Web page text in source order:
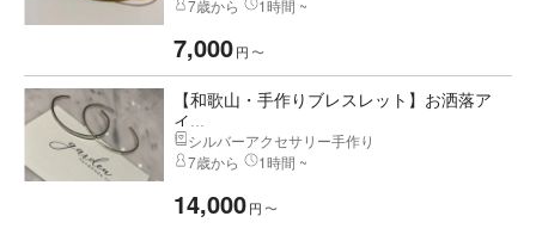
7歳から
1時間 ~
7,000円 〜
【和歌山・手作りブレスレット】お洒落ア
イ...
シルバーアクセサリー手作り
7歳から
1時間 ~
14,000円 〜